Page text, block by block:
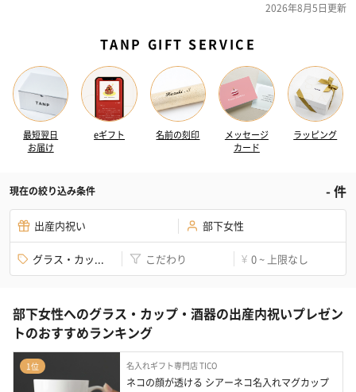
2026年8月5日更新
TANP GIFT SERVICE
最短翌日
お届け
eギフト 名前の刻印
メッセージ
カード
ラッピング
現在の絞り込み条件 -件
出産内祝い 部下女性
グラス・カッ... こだわり ¥ 0 ~ 上限なし
部下女性へのグラス・カップ・酒器の出産内祝いプレゼン
トのおすすめランキング
1位 名入れギフト専門店 TICO
ネコの顔が透ける シアーネコ名入れマグカップ